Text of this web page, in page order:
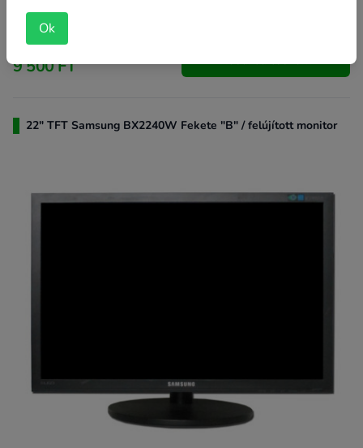
Szín: Fekete
15 900 FThelyett
9 500 FT Kosárba teszem
22" TFT Samsung BX2240W Fekete "B" / felújított monitor
Ok